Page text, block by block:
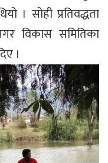
। सोही प्रतिवद्धता
विकास समितिका
।